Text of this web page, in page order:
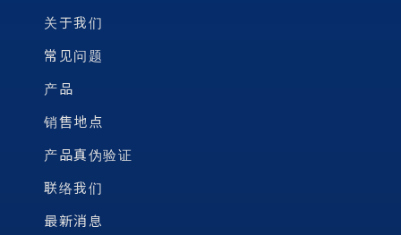
关于我们
常见问题
产品
销售地点
产品真伪验证
联络我们
最新消息